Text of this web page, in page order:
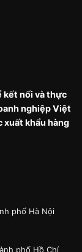
kết nối và thực
nghiệp Việt
xuất khẩu hàng
phố Hà Nội
phố Hồ Chí